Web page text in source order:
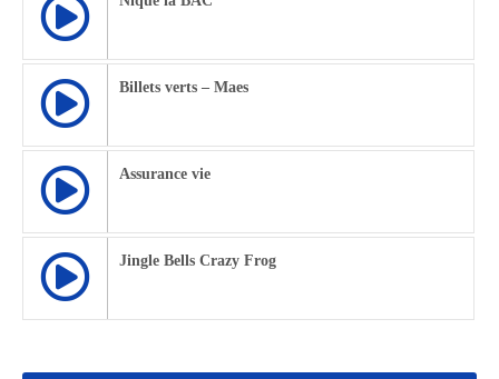
Billets verts – Maes
Assurance vie
Jingle Bells Crazy Frog